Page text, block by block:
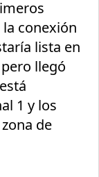
la conexión
lista en
llegó
1 y los
de